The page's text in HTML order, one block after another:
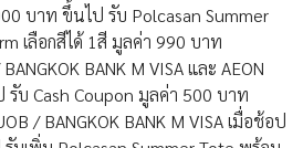
บาท ขึ้นไป รับ Polcasan Summer
เลือกสีได้ 1สี มูลค่า 990 บาท
BANK M VISA และ AEON
บ Cash Coupon มูลค่า 500 บาท
/ BANGKOK BANK M VISA เมื่อช้อป